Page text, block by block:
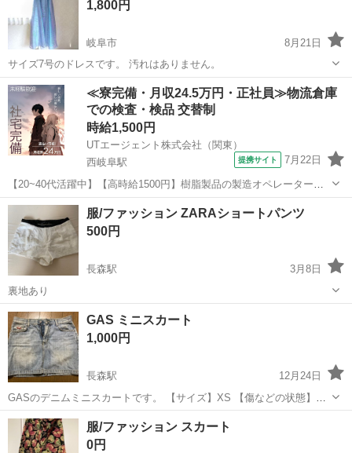
が透けて見えます。肩紐は調節可能...
1,800円
岐阜市
8月21日
サイズ7号のドレスです。 汚れはありません。
岐阜 岐阜市 スカート ありません
≪寮完備・月収24.5万円・正社員≫物流倉庫
での検査・検品 交替制
時給1,500円
UTエージェント株式会社（関東）
西岐阜駅
提携サイト 7月22日
【20~40代活躍中】【高時給1500円】樹脂製品の製造オペレーター・
検査♪残業少なめ◎未経験OK☆《JYZC1C》 詳細情報 ＼樹脂製品の製
造オペレーター・検査♪／ シェアが高い製品が多く情勢に影響されに
くく安定感抜群で...
岐阜 岐阜市
服/ファッション ZARAショートパンツ
500円
長森駅
3月8日
裏地あり
岐阜 岐阜市 スカート
GAS ミニスカート
1,000円
長森駅
12月24日
GASのデニムミニスカートです。 【サイズ】XS 【傷などの状態】と
くに目立った傷はありません。 【アピールポイント】状態はいいので
まだまだ使えます！ ドタキャンしない方、中古品のためサイズや状態
などが目安であることをご...
岐阜 岐阜市 ミニスカート
服/ファッション スカート
0円